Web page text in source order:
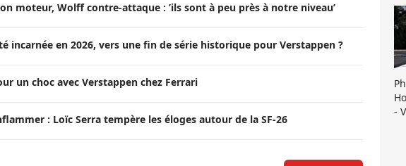
moteur, Wolff contre-attaque : ’ils sont à peu près à notre niveau’
incarnée en 2026, vers une fin de série historique pour Verstappen ?
un choc avec Verstappen chez Ferrari
: Loïc Serra tempère les éloges autour de la SF-26
-